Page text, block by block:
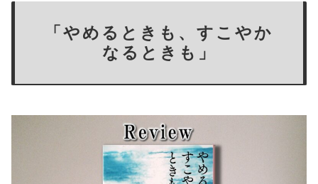
「やめるときも、すこやか
なるときも」